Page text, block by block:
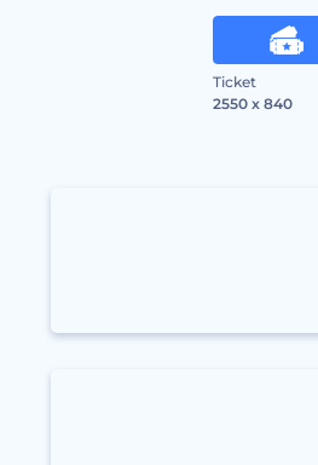
Ticket
2550 x 840